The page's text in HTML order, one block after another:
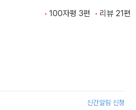
100자평 3편 리뷰 21편
신간알림 신청